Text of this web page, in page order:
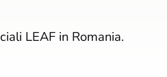
LEAF in Romania.